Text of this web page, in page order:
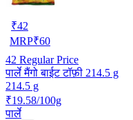
₹42
MRP₹60
42 Regular Price
पार्ले मैंगो बाईट टॉफ़ी 214.5 g
214.5 g
₹19.58/100g
पार्ले